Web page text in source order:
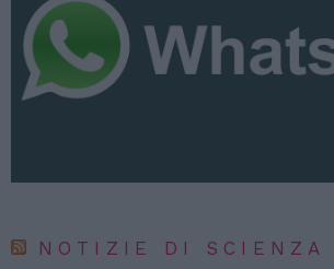
NOTIZIE DI SCIENZA